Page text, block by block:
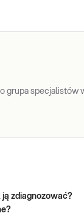
SHOX) - test
zespołu
grupa specjalistów
zdiagnozować?